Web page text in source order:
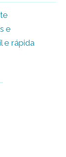
e
e rápida